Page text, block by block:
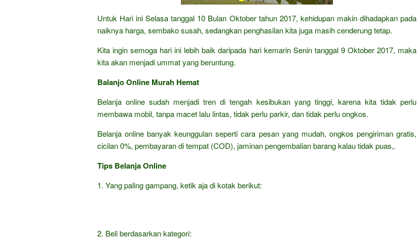
Untuk Hari ini Selasa tanggal 10 Bulan Oktober tahun 2017, kehidupan makin dihadapkan pada
naiknya harga, sembako susah, sedangkan penghasilan kita juga masih cenderung tetap.
Kita ingin semoga hari ini lebih baik daripada hari kemarin Senin tanggal 9 Oktober 2017, maka
kita akan menjadi ummat yang beruntung.
Balanjo Online Murah Hemat
Belanja online sudah menjadi tren di tengah kesibukan yang tinggi, karena kita tidak perlu
membawa mobil, tanpa macet lalu lintas, tidak perlu parkir, dan tidak perlu ongkos.
Belanja online banyak keunggulan seperti cara pesan yang mudah, ongkos pengiriman gratis,
cicilan 0%, pembayaran di tempat (COD), jaminan pengembalian barang kalau tidak puas,.
Tips Belanja Online
1. Yang paling gampang, ketik aja di kotak berikut:
2. Beli berdasarkan kategori: